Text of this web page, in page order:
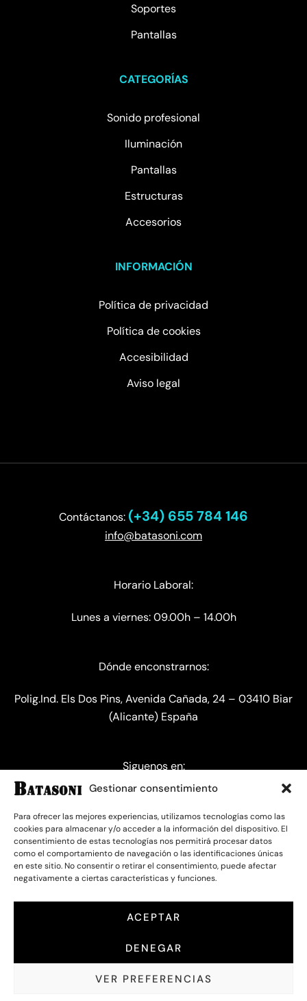
Gestionar consentimiento
Para ofrecer las mejores experiencias, utilizamos tecnologías como las
cookies para almacenar y/o acceder a la información del dispositivo. El
consentimiento de estas tecnologías nos permitirá procesar datos
como el comportamiento de navegación o las identificaciones únicas
en este sitio. No consentir o retirar el consentimiento, puede afectar
negativamente a ciertas características y funciones.
ACEPTAR
DENEGAR
VER PREFERENCIAS
Soportes
Pantallas
CATEGORÍAS
Sonido profesional
Iluminación
Pantallas
Estructuras
Accesorios
INFORMACIÓN
Política de privacidad
Política de cookies
Accesibilidad
Aviso legal
Contáctanos: (+34) 655 784 146
info@batasoni.com
Horario Laboral:
Lunes a viernes: 09.00h – 14.00h
Dónde enconstrarnos:
Polig.Ind. Els Dos Pins, Avenida Cañada, 24 – 03410 Biar
(Alicante) España
Siguenos en:
Todos los derechos reservados.